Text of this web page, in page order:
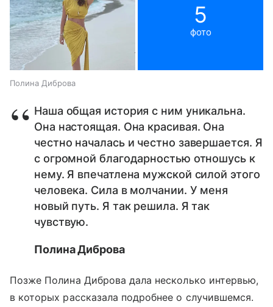
5
фото
Полина Диброва
Наша общая история с ним уникальна.
Она настоящая. Она красивая. Она
честно началась и честно завершается. Я
с огромной благодарностью отношусь к
нему. Я впечатлена мужской силой этого
человека. Сила в молчании. У меня
новый путь. Я так решила. Я так
чувствую.
Полина Диброва
Позже Полина Диброва дала несколько интервью,
в которых рассказала подробнее о случившемся.